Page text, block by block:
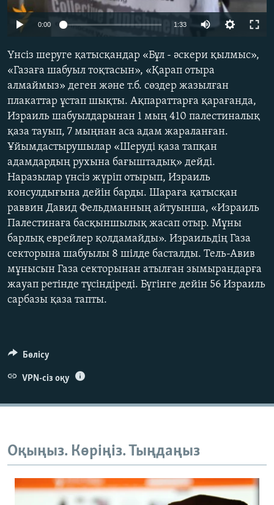
ЖАЗЫЛЫҢЫЗ
Басқа тілдерде
0:00 1:33
Үнсіз шеруге қатысқандар «Бұл - әскери қылмыс»,
«Газаға шабуыл тоқтасын», «Қарап отыра
алмаймыз» деген және т.б. сөздер жазылған
плакаттар ұстап шықты. Ақпараттарға қарағанда,
Израиль шабуылдарынан 1 мың 410 палестиналық
қаза тауып, 7 мыңнан аса адам жараланған.
Ұйымдастырушылар «Шеруді қаза тапқан
адамдардың рухына бағыштадық» дейді.
Наразылар үнсіз жүріп отырып, Израиль
консулдығына дейін барды. Шараға қатысқан
раввин Давид Фельдманның айтуынша, «Израиль
Палестинаға басқыншылық жасап отыр. Мұны
барлық еврейлер қолдамайды». Израильдің Газа
секторына шабуылы 8 шілде басталды. Тель-Авив
мұнысын Газа секторынан атылған зымырандарға
жауап ретінде түсіндіреді. Бүгінге дейін 56 Израиль
сарбазы қаза тапты.
Бөлісу
VPN-сіз оқу
Оқыңыз. Көріңіз. Тыңдаңыз